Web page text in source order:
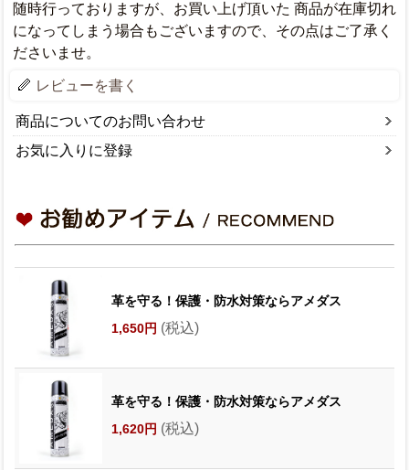
随時行っておりますが、お買い上げ頂いた 商品が在庫切れ
になってしまう場合もございますので、その点はご了承く
ださいませ。
レビューを書く
商品についてのお問い合わせ
お気に入りに登録
革を守る！保護・防水対策ならアメダス
1,650円 (税込)
革を守る！保護・防水対策ならアメダス
1,620円 (税込)